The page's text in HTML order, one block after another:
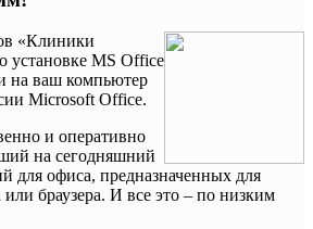
«Клиники
установке MS Office
на ваш компьютер
Microsoft Office.
и оперативно
на сегодняшний
для офиса, предназначенных для
браузера. И все это – по низким